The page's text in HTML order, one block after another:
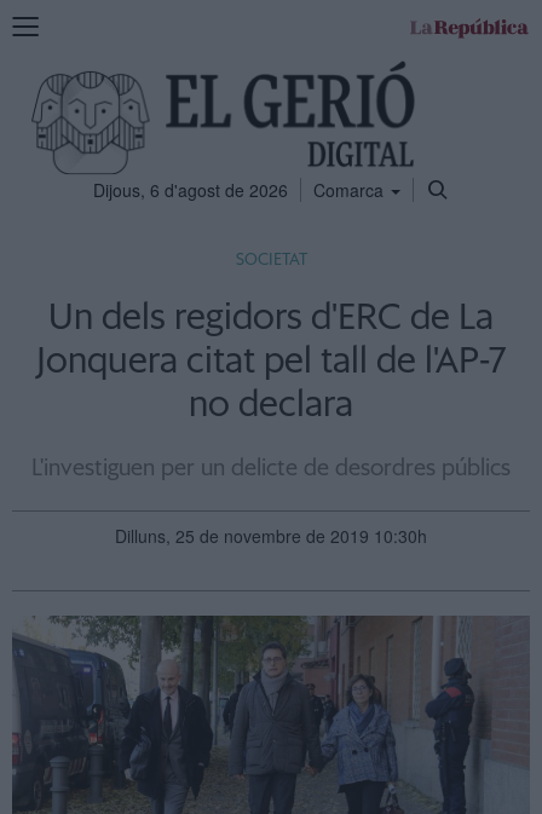
Mostra
navegació
Dijous, 6 d'agost de 2026 Comarca
SOCIETAT
Un dels regidors d'ERC de La
Jonquera citat pel tall de l'AP-7
no declara
L'investiguen per un delicte de desordres públics
Dilluns, 25 de novembre de 2019 10:30h